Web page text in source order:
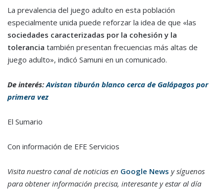
La prevalencia del juego adulto en esta población
especialmente unida puede reforzar la idea de que «las
sociedades caracterizadas por la cohesión y la
tolerancia también presentan frecuencias más altas de
juego adulto», indicó Samuni en un comunicado.
De interés:Avistan tiburón blanco cerca de Galápagos por
primera vez
El Sumario
Con información de EFE Servicios
Visita nuestro canal de noticias en Google News y síguenos
para obtener información precisa, interesante y estar al día